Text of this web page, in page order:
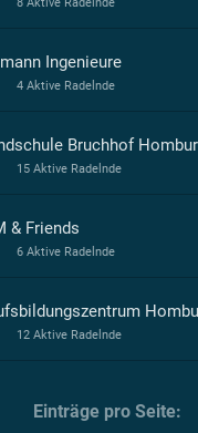
Ingenieure
4 Aktive Radelnde
Bruchhof
15 Aktive Radelnde
& Friends
6 Aktive Radelnde
12 Aktive Radelnde
Einträge pro Seite: